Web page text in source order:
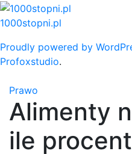
Skip
to
1000stopni.pl
Proudly powered by
Profoxstudio.
Prawo
Alimenty
ile